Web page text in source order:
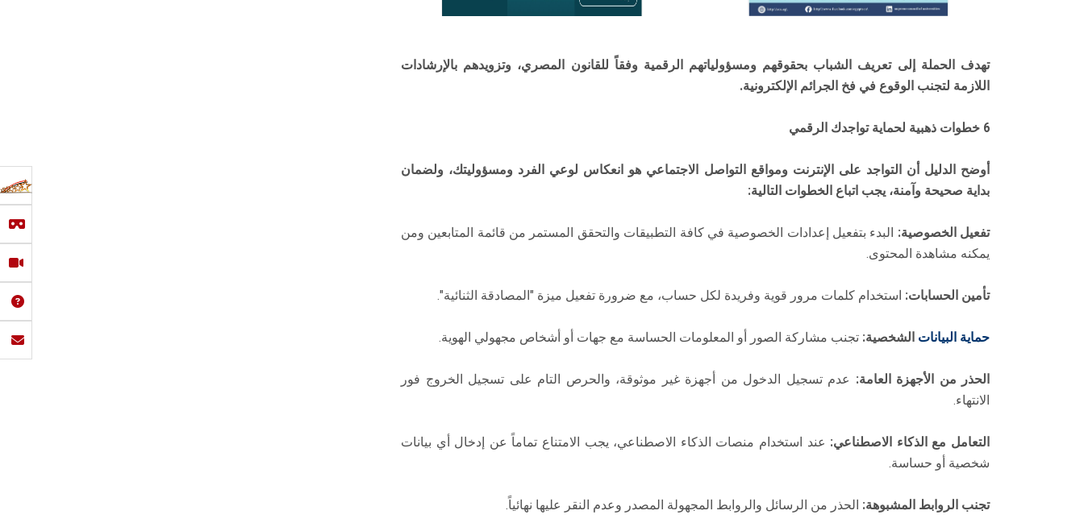
تهدف الحملة إلى تعريف الشباب بحقوقهم ومسؤولياتهم الرقمية وفقاً للقانون المصري، وتزويدهم بالإرشادات
اللازمة لتجنب الوقوع في فخ الجرائم الإلكترونية.
6 خطوات ذهبية لحماية تواجدك الرقمي
أوضح الدليل أن التواجد على الإنترنت ومواقع التواصل الاجتماعي هو انعكاس لوعي الفرد ومسؤوليتك، ولضمان
بداية صحيحة وآمنة، يجب اتباع الخطوات التالية:
تفعيل الخصوصية: البدء بتفعيل إعدادات الخصوصية في كافة التطبيقات والتحقق المستمر من قائمة المتابعين ومن
يمكنه مشاهدة المحتوى.
تأمين الحسابات: استخدام كلمات مرور قوية وفريدة لكل حساب، مع ضرورة تفعيل ميزة "المصادقة الثنائية".
حماية البيانات الشخصية: تجنب مشاركة الصور أو المعلومات الحساسة مع جهات أو أشخاص مجهولي الهوية.
الحذر من الأجهزة العامة: عدم تسجيل الدخول من أجهزة غير موثوقة، والحرص التام على تسجيل الخروج فور
الانتهاء.
التعامل مع الذكاء الاصطناعي: عند استخدام منصات الذكاء الاصطناعي، يجب الامتناع تماماً عن إدخال أي بيانات
شخصية أو حساسة.
تجنب الروابط المشبوهة: الحذر من الرسائل والروابط المجهولة المصدر وعدم النقر عليها نهائياً.